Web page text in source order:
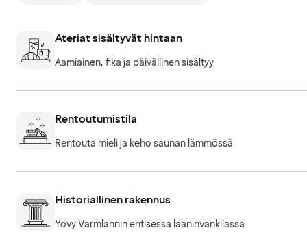
Ateriat sisältyvät hintaan
Aamiainen, fika ja päivällinen sisältyy
Rentoutumistila
Rentouta mieli ja keho saunan lämmössä
Historiallinen rakennus
Yövy Värmlannin entisessa lääninvankilassa